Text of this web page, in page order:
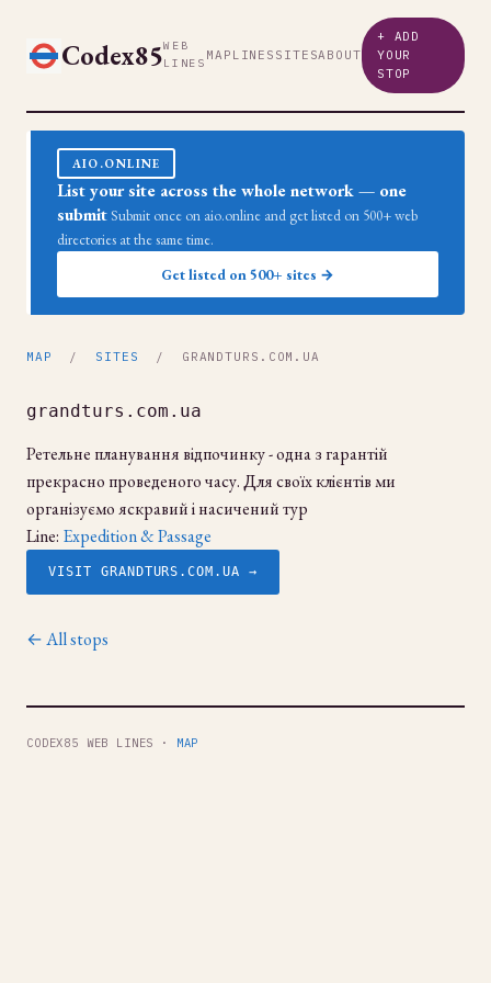
Codex85WEB
LINES MAP LINES SITESABOUT
+ ADD
YOUR
STOP
AIO.ONLINE
List your site across the whole network — one
submit Submit once on aio.online and get listed on 500+ web
directories at the same time.
Get listed on 500+ sites →
MAP / SITES / GRANDTURS.COM.UA
grandturs.com.ua
Ретельне планування відпочинку - одна з гарантій
прекрасно проведеного часу. Для своїх клієнтів ми
організуємо яскравий і насичений тур
Line: Expedition & Passage
VISIT GRANDTURS.COM.UA →
← All stops
CODEX85 WEB LINES · MAP